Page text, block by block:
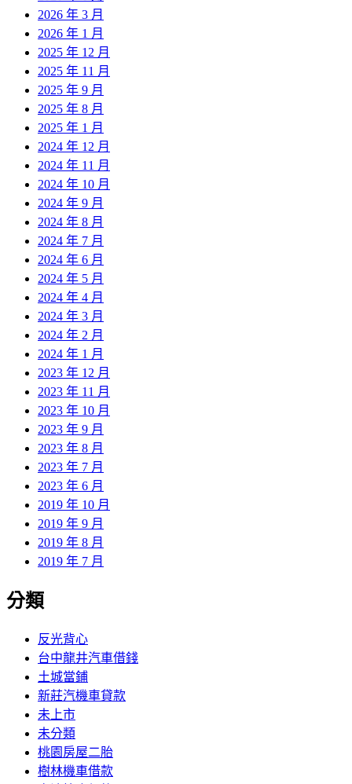
2026 年 3 月
2026 年 1 月
2025 年 12 月
2025 年 11 月
2025 年 9 月
2025 年 8 月
2025 年 1 月
2024 年 12 月
2024 年 11 月
2024 年 10 月
2024 年 9 月
2024 年 8 月
2024 年 7 月
2024 年 6 月
2024 年 5 月
2024 年 4 月
2024 年 3 月
2024 年 2 月
2024 年 1 月
2023 年 12 月
2023 年 11 月
2023 年 10 月
2023 年 9 月
2023 年 8 月
2023 年 7 月
2023 年 6 月
2019 年 10 月
2019 年 9 月
2019 年 8 月
2019 年 7 月
分類
反光背心
台中龍井汽車借錢
土城當鋪
新莊汽機車貸款
未上市
未分類
桃園房屋二胎
樹林機車借款